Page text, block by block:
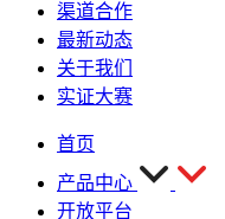
渠道合作
最新动态
关于我们
实证大赛
首页
产品中心
开放平台